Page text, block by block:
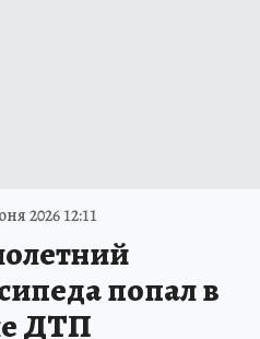
2026 12:11
попал в
ДТП